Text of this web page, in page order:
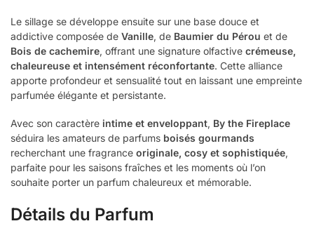
Le sillage se développe ensuite sur une base douce et
addictive composée de Vanille, de Baumier du Pérou et de
Bois de cachemire, offrant une signature olfactive crémeuse,
chaleureuse et intensément réconfortante. Cette alliance
apporte profondeur et sensualité tout en laissant une empreinte
parfumée élégante et persistante.
Avec son caractère intime et enveloppant, By the Fireplace
séduira les amateurs de parfums boisés gourmands
recherchant une fragrance originale, cosy et sophistiquée,
parfaite pour les saisons fraîches et les moments où l’on
souhaite porter un parfum chaleureux et mémorable.
Détails du Parfum